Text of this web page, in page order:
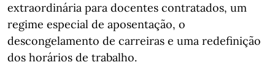
extraordinária para docentes contratados, um
regime especial de aposentação, o
descongelamento de carreiras e uma redefinição
dos horários de trabalho.